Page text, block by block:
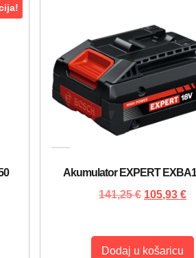
Akumulator EXPERT
141,25€ 105,93€
Dodaj u košaricu